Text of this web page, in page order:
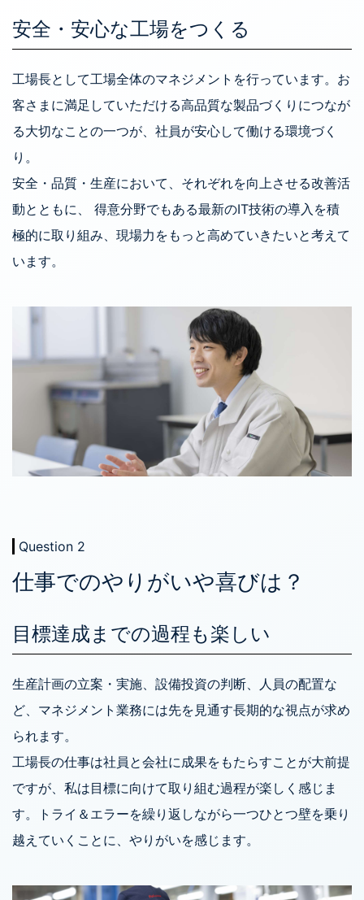
安全・安心な工場をつくる
工場長として工場全体のマネジメントを行っています。お
客さまに満足していただける高品質な製品づくりにつなが
る大切なことの一つが、社員が安心して働ける環境づく
り。
安全・品質・生産において、それぞれを向上させる改善活
動とともに、 得意分野でもある最新のIT技術の導入を積
極的に取り組み、現場力をもっと高めていきたいと考えて
います。
Question 2
仕事でのやりがいや喜びは？
目標達成までの過程も楽しい
生産計画の立案・実施、設備投資の判断、人員の配置な
ど、マネジメント業務には先を見通す長期的な視点が求め
られます。
工場長の仕事は社員と会社に成果をもたらすことが大前提
ですが、私は目標に向けて取り組む過程が楽しく感じま
す。トライ＆エラーを繰り返しながら一つひとつ壁を乗り
越えていくことに、やりがいを感じます。